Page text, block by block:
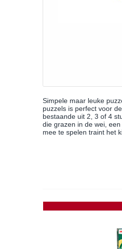
Simpele maar leuke
puzzels is perfect voor
bestaande uit 2, 3 of 4
die grazen in de wei,
mee te spelen traint het